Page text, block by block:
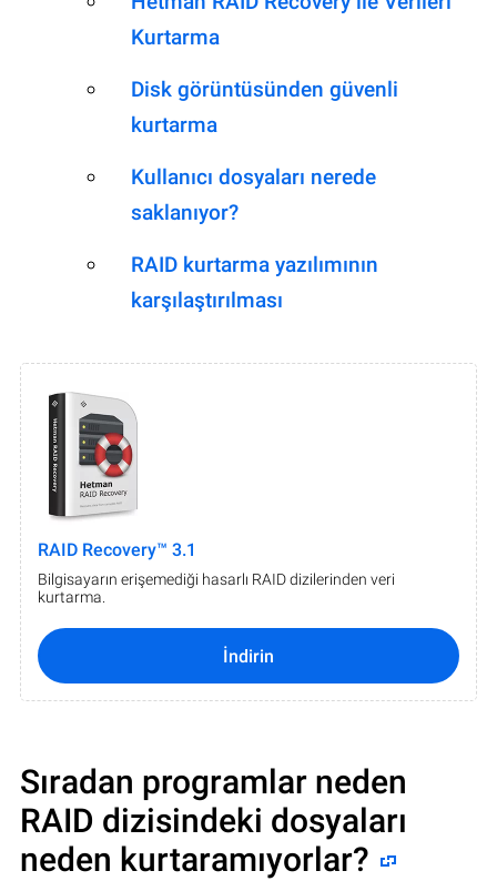
Kurtarma
Disk görüntüsünden güvenli
kurtarma
Kullanıcı dosyaları nerede
saklanıyor?
RAID kurtarma yazılımının
karşılaştırılması
RAID Recovery™ 3.1
Bilgisayarın erişemediği hasarlı RAID dizilerinden veri
kurtarma.
İndirin
Sıradan programlar neden
RAID dizisindeki dosyaları
neden kurtaramıyorlar?